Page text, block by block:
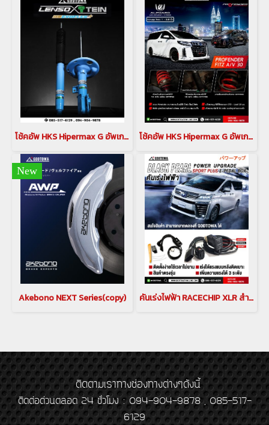
โช้คอัพ HKS Hipermax G อัพเกรดช่วงล่าง LEXUS LM 300 / 350 ชุดอัพเกรดช่วงล่าง LEXUS LM(copy)(copy)(copy) โช้คอัพ HKS Hipermax G อัพเกรดช่วงล่าง LEXUS LM 300 / 350 ชุดอัพเกรดช่วงล่าง LEXUS LM(copy)(copy)
New
Akebono NEXT Series(copy) คันเร่งไฟฟ้า RACECHIP XLR สำหรับ กล่องเพิ่มสมรรถนะสำหรับรถยนต์โตโยต้าอัลพาร์ด เวลไฟร์ คันเร่งเรดชิพ ตัวเร่ง คันเร่งไฟฟ้าอัลพาร์ด เวลไฟร์ ตัวเร่งอัลพาร์ด เวลไฟร์(copy)
ติดตามเราทางช่องทางต่างๆดังนี้
ติดต่อด่วนตลอด 24 ชั่วโมง : 094-904-9878 , 085-517-
6129